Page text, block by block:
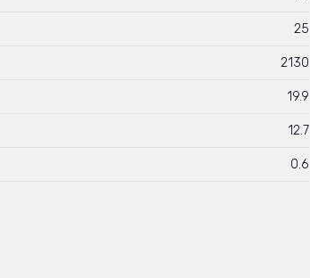
25
2130
19.9
12.7
0.6